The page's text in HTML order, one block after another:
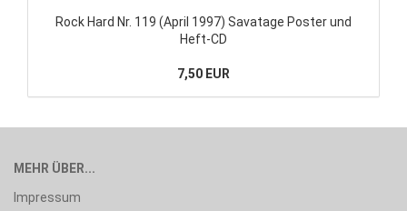
Rock Hard Nr. 119 (April 1997) Savatage Poster und
Heft-CD
7,50 EUR
MEHR ÜBER...
Impressum